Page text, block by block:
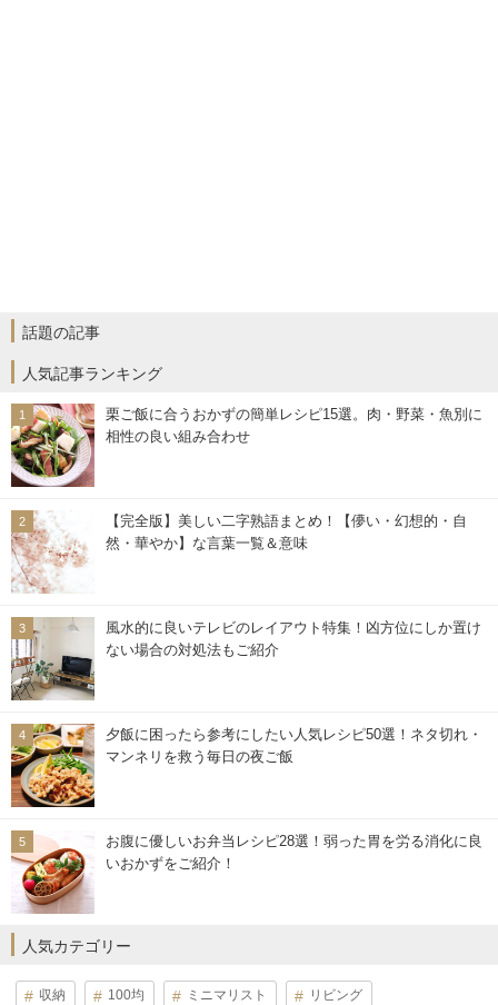
話題の記事
人気記事ランキング
栗ご飯に合うおかずの簡単レシピ15選。肉・野菜・魚別に
相性の良い組み合わせ
【完全版】美しい二字熟語まとめ！【儚い・幻想的・自
然・華やか】な言葉一覧＆意味
風水的に良いテレビのレイアウト特集！凶方位にしか置け
ない場合の対処法もご紹介
夕飯に困ったら参考にしたい人気レシピ50選！ネタ切れ・
マンネリを救う毎日の夜ご飯
お腹に優しいお弁当レシピ28選！弱った胃を労る消化に良
いおかずをご紹介！
人気カテゴリー
収納 100均 ミニマリスト リビング